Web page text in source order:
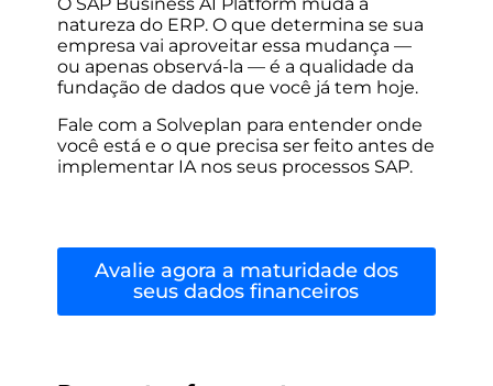
O SAP Business AI Platform muda a
natureza do ERP. O que determina se sua
empresa vai aproveitar essa mudança —
ou apenas observá-la — é a qualidade da
fundação de dados que você já tem hoje.
Fale com a Solveplan para entender onde
você está e o que precisa ser feito antes de
implementar IA nos seus processos SAP.
Avalie agora a maturidade dos
seus dados financeiros